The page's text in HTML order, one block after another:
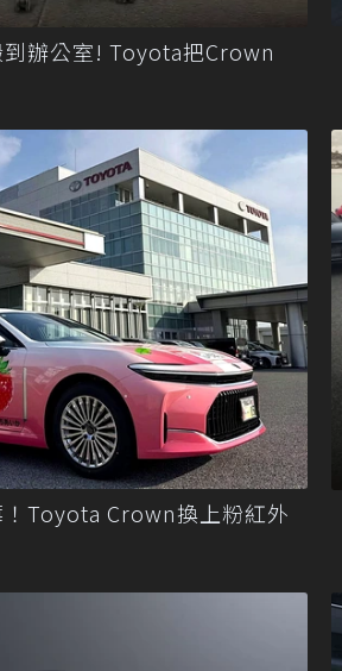
辦公室! Toyota把Crown
！Toyota Crown換上粉紅外